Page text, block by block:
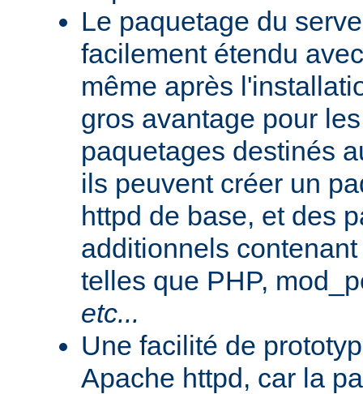
Le paquetage du
facilement étendu
même après
gros avantage pour
paquetages destinés
ils peuvent créer un
httpd de base, et des
additionnels
telles que PHP,
etc...
Une facilité de
Apache httpd, car la